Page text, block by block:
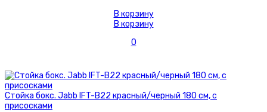
В корзину
В корзину
0
Стойка бокс. Jabb IFT-B22 красный/черный 180 см, с
присосками